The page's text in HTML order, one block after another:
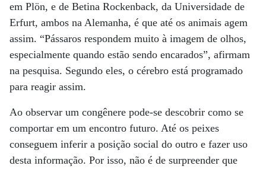
em Plön, e de Betina Rockenback, da Universidade de
Erfurt, ambos na Alemanha, é que até os animais agem
assim. “Pássaros respondem muito à imagem de olhos,
especialmente quando estão sendo encarados”, afirmam
na pesquisa. Segundo eles, o cérebro está programado
para reagir assim.
Ao observar um congênere pode-se descobrir como se
comportar em um encontro futuro. Até os peixes
conseguem inferir a posição social do outro e fazer uso
desta informação. Por isso, não é de surpreender que